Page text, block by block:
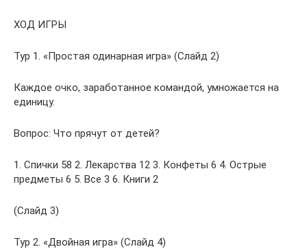
ХОД ИГРЫ
Тур 1. «Простая одинарная игра» (Слайд 2)
Каждое очко, заработанное командой, умножается на
единицу.
Вопрос: Что прячут от детей?
1. Спички 58 2. Лекарства 12 3. Конфеты 6 4. Острые
предметы 6 5. Все 3 6. Книги 2
(Слайд 3)
Тур 2. «Двойная игра» (Слайд 4)